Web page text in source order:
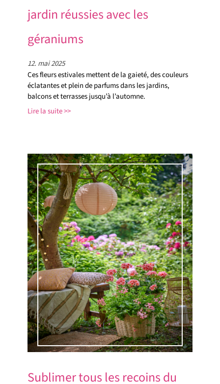
jardin réussies avec les
géraniums
12. mai 2025
Ces fleurs estivales mettent de la gaieté, des couleurs
éclatantes et plein de parfums dans les jardins,
balcons et terrasses jusqu’à l’automne.
Lire la suite
Sublimer tous les recoins du